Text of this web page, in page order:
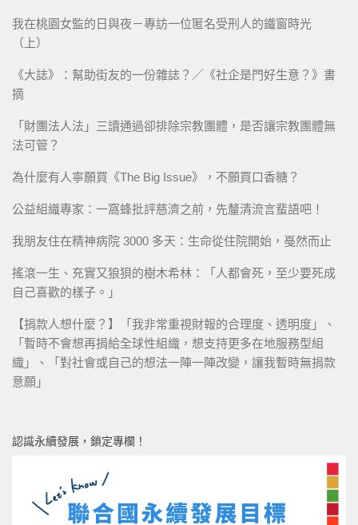
我在桃園女監的日與夜－專訪一位匿名受刑人的鐵窗時光
（上）
《大誌》：幫助街友的一份雜誌？／《社企是門好生意？》書
摘
「財團法人法」三讀通過卻排除宗教團體，是否讓宗教團體無
法可管？
為什麼有人寧願買《The Big Issue》，不願買口香糖？
公益組織專家：一窩蜂批評慈濟之前，先釐清流言蜚語吧！
我朋友住在精神病院 3000 多天：生命從住院開始，戞然而止
搖滾一生、充實又狼狽的樹木希林：「人都會死，至少要死成
自己喜歡的樣子。」
【捐款人想什麼？】「我非常重視財報的合理度、透明度」、
「暫時不會想再捐給全球性組織，想支持更多在地服務型組
織」、「對社會或自己的想法一陣一陣改變，讓我暫時無捐款
意願」
認識永續發展，鎖定專欄！